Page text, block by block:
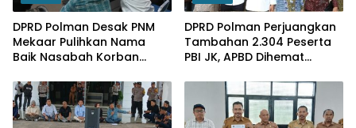
DPRD Polman Desak PNM
Mekaar Pulihkan Nama
Baik Nasabah Korban
DPRD Polman Perjuangkan
Tambahan 2.304 Peserta
PBI JK, APBD Dihemat